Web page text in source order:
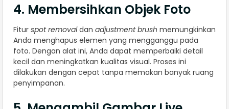
4. Membersihkan Objek Foto
Fitur spot removaldan adjustment brush memungkinkan
Anda menghapus elemen yang mengganggu pada
foto. Dengan alat ini, Anda dapat memperbaiki detail
kecil dan meningkatkan kualitas visual. Proses ini
dilakukan dengan cepat tanpa memakan banyak ruang
penyimpanan.